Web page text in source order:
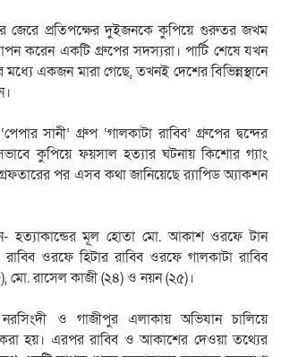
জেরে প্রতিপক্ষের দুইজনকে কুপিয়ে গুরুতর জখম
করেন একটি গ্রুপের সদস্যরা। পার্টি শেষে যখন
একজন মারা গেছে, তখনই দেশের বিভিন্নস্থানে
সানী’ গ্রুপ ‘গালকাটা রাব্বি’ গ্রুপের দ্বন্দের
কুপিয়ে ফয়সাল হত্যার ঘটনায় কিশোর গ্যাং
পর এসব কথা জানিয়েছে র‍্যাপিড অ্যাকশন
হত্যাকান্ডের মূল হোতা মো. আকাশ ওরফে টান
ওরফে হিটার রাব্বি ওরফে গালকাটা রাব্বি
মো. রাসেল কাজী (২৪) ও নয়ন (২৫)।
ও গাজীপুর এলাকায় অভিযান চালিয়ে
হয়। এরপর রাব্বি ও আকাশের দেওয়া তথ্যের